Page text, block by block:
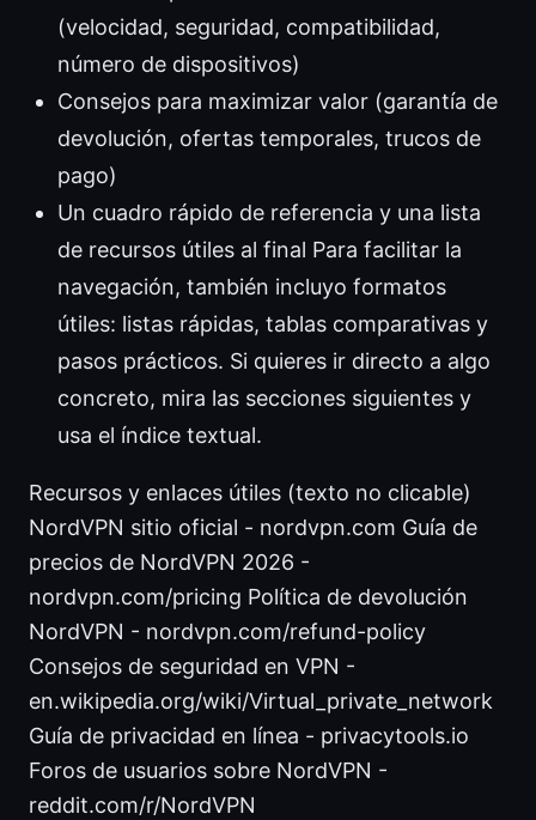
(velocidad, seguridad, compatibilidad,
número de dispositivos)
Consejos para maximizar valor (garantía de
devolución, ofertas temporales, trucos de
pago)
Un cuadro rápido de referencia y una lista
de recursos útiles al final Para facilitar la
navegación, también incluyo formatos
útiles: listas rápidas, tablas comparativas y
pasos prácticos. Si quieres ir directo a algo
concreto, mira las secciones siguientes y
usa el índice textual.
Recursos y enlaces útiles (texto no clicable)
NordVPN sitio oficial - nordvpn.com Guía de
precios de NordVPN 2026 -
nordvpn.com/pricing Política de devolución
NordVPN - nordvpn.com/refund-policy
Consejos de seguridad en VPN -
en.wikipedia.org/wiki/Virtual_private_network
Guía de privacidad en línea - privacytools.io
Foros de usuarios sobre NordVPN -
reddit.com/r/NordVPN